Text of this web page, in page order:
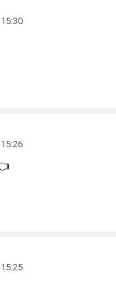
15:30
15:26
15:25